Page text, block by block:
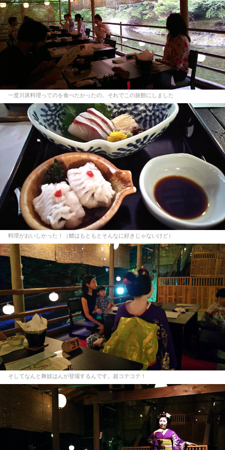
一度川床料理ってのを食べたかったの。それでこの旅館にしました
料理がおいしかった！（鱧はもともとそんなに好きじゃないけど）
そしてなんと舞妓はんが登場するんです。超コテコテ！